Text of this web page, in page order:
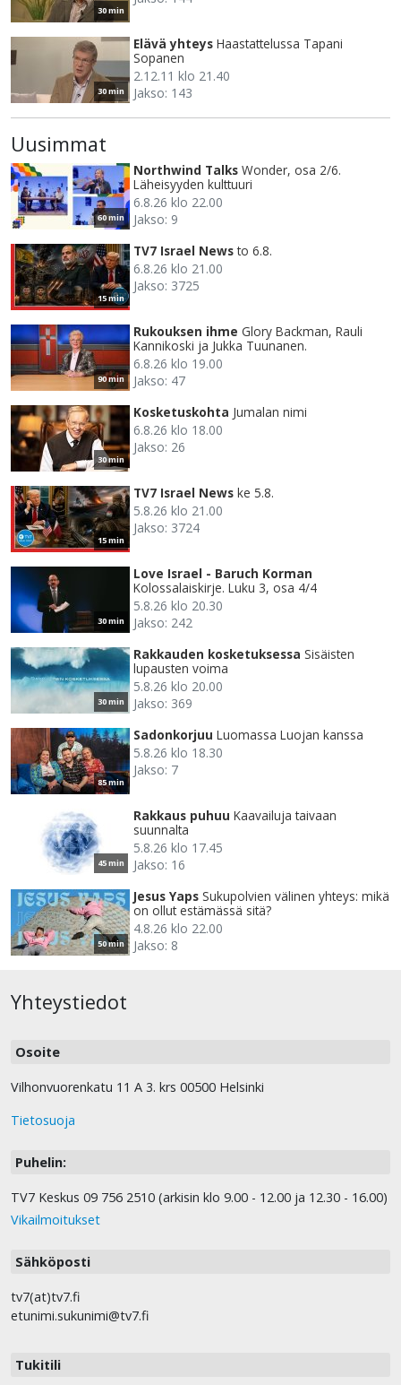
30 min
30 min
Elävä yhteys Haastattelussa Tapani
Sopanen
2.12.11 klo 21.40
Jakso: 143
Uusimmat
60 min
Northwind Talks Wonder, osa 2/6.
Läheisyyden kulttuuri
6.8.26 klo 22.00
Jakso: 9
15 min
TV7 Israel News to 6.8.
6.8.26 klo 21.00
Jakso: 3725
90 min
Rukouksen ihme Glory Backman, Rauli
Kannikoski ja Jukka Tuunanen.
6.8.26 klo 19.00
Jakso: 47
30 min
Kosketuskohta Jumalan nimi
6.8.26 klo 18.00
Jakso: 26
15 min
TV7 Israel News ke 5.8.
5.8.26 klo 21.00
Jakso: 3724
30 min
Love Israel - Baruch Korman
Kolossalaiskirje. Luku 3, osa 4/4
5.8.26 klo 20.30
Jakso: 242
30 min
Rakkauden kosketuksessa Sisäisten
lupausten voima
5.8.26 klo 20.00
Jakso: 369
85 min
Sadonkorjuu Luomassa Luojan kanssa
5.8.26 klo 18.30
Jakso: 7
45 min
Rakkaus puhuu Kaavailuja taivaan
suunnalta
5.8.26 klo 17.45
Jakso: 16
50 min
Jesus Yaps Sukupolvien välinen yhteys: mikä
on ollut estämässä sitä?
4.8.26 klo 22.00
Jakso: 8
Yhteystiedot
Osoite
Vilhonvuorenkatu 11 A 3. krs 00500 Helsinki
Tietosuoja
Puhelin:
TV7 Keskus 09 756 2510 (arkisin klo 9.00 - 12.00 ja 12.30 - 16.00)
Vikailmoitukset
Sähköposti
tv7(at)tv7.fi
etunimi.sukunimi@tv7.fi
Tukitili